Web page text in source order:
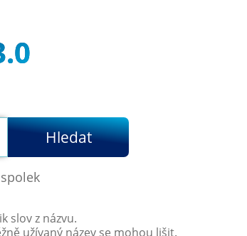
Hledat
slov z názvu.
užívaný název se mohou lišit.